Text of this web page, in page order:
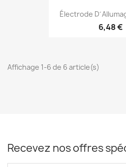
Électrode
6,48 €
Affichage 1-6 de 6 article(s)
Recevez nos offres